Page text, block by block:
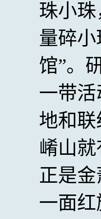
珠小
量碎
馆”。
一带
地和
崤山
正是
一面红